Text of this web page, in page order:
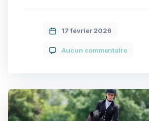
évoluent en milieu forestier, dans
détecter, elle peut évoluer
17 février 2026
Aucun commentaire